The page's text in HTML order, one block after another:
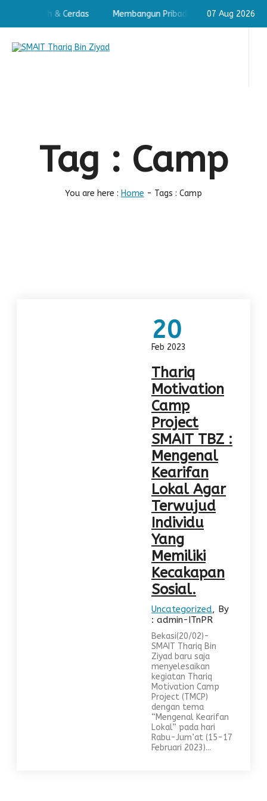
Shaleh & Cerdas Membangun Pribadi Shaleh & Cerdas
07 Aug 2026
Tag : Camp
You are here : Home - Tags : Camp
20
Feb 2023
Thariq
Motivation
Camp
Project
SMAIT TBZ :
Mengenal
Kearifan
Lokal Agar
Terwujud
Individu
Yang
Memiliki
Kecakapan
Sosial.
Uncategorized, By
: admin-ITnPR
Bekasi(20/02)-
SMAIT Thariq Bin
Ziyad baru saja
menyelesaikan
kegiatan Thariq
Motivation Camp
Project (TMCP)
dengan tema
“Mengenal Kearifan
Lokal” pada hari
Rabu-Jum’at (15-17
Februari 2023)...